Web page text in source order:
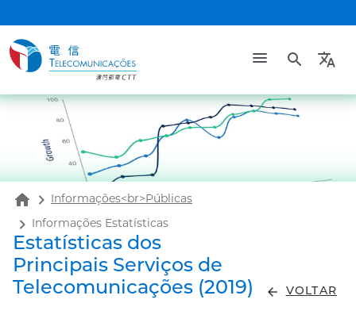
search translate
home Informações<br>Públicas
Informações Estatísticas
Estatísticas dos
Principais Serviços de
Telecomunicações (2019)
arrow_back VOLTAR